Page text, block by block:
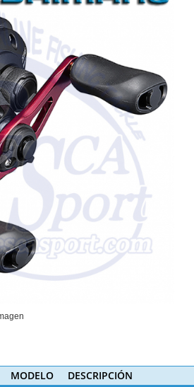
MODELO DESCRIPCIÓN